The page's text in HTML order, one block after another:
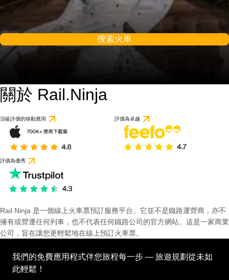
搜索火車
關於 Rail.Ninja
頂級評價的移動應用 評價為卓越
評價為優秀
Rail Ninja 是一個線上火車票預訂服務平台。它並不是鐵路運營商，亦不
擁有或營運任何列車，也不代表任何鐵路公司的官方網站。這是一家商業
公司，旨在讓您更輕鬆地在線上預訂火車票。
我們的免費應用程式伴您旅程每一步 — 旅遊規劃從未如
此輕鬆！